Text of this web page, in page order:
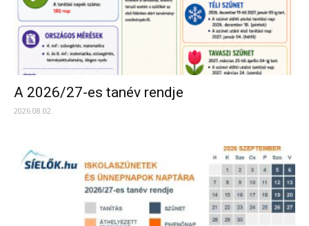
A 2026/27-es tanév rendje
2026.08.02.